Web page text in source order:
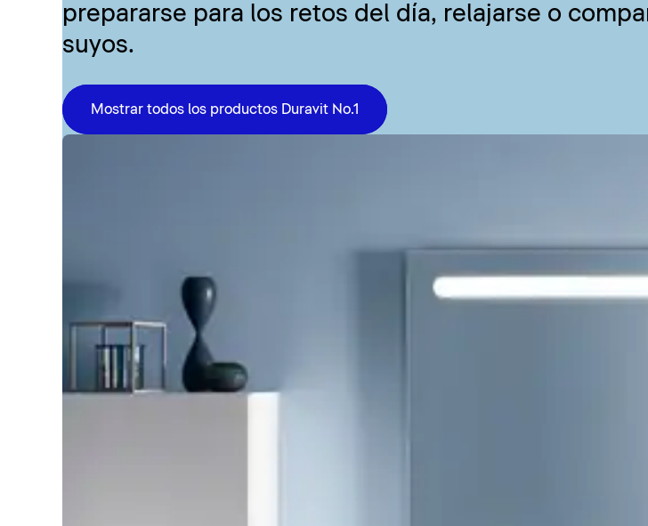
prepararse para los retos del día, relajarse o
suyos.
Mostrar todos los productos Duravit No.1